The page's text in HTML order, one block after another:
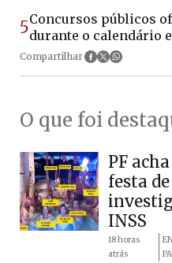
5Concursos públicos
durante o calendário
Compartilhar
O que foi
PF
festa
INSS
18 horas
atrás